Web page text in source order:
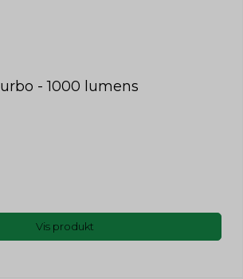
- 1000 lumens
Vis produkt